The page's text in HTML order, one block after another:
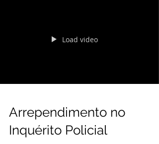
Load video
Arrependimento no
Inquérito Policial